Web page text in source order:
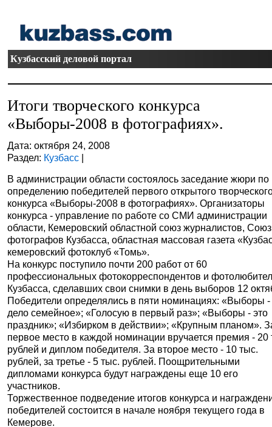
Кузбасский деловой портал
Итоги творческого конкурса
«Выборы-2008 в фотографиях».
Дата: октября 24, 2008
Раздел: Кузбасс |
В администрации области состоялось заседание жюри по
определению победителей первого открытого
конкурса «Выборы-2008 в фотографиях». Организаторы
конкурса - управление по работе со СМИ администрации
области, Кемеровский областной союз журналистов, Союз
фотографов Кузбасса, областная массовая газета
кемеровский фотоклуб «Томь».
На конкурс поступило почти 200 работ от 60
профессиональных фотокорреспондентов и
Кузбасса, сделавших свои снимки в день выборов 12
Победители определялись в пяти номинациях: «Выборы -
дело семейное»; «Голосую в первый раз»; «Выборы - это
праздник»; «Избирком в действии»; «Крупным планом».
первое место в каждой номинации вручается премия - 20
рублей и диплом победителя. За второе место - 10 тыс.
рублей, за третье - 5 тыс. рублей. Поощрительными
дипломами конкурса будут награждены еще 10 его
участников.
Торжественное подведение итогов конкурса и
победителей состоится в начале ноября текущего года в
Кемерове.